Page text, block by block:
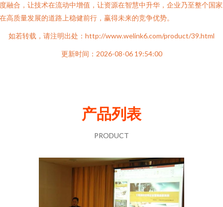
融合，让技术在流动中增值，让资源在智慧中升华，企业乃至整个国
高质量发展的道路上稳健前行，赢得未来的竞争优势。
如若转载，请注明出处：http://www.welink6.com/product/39.html
更新时间：2026-08-06 19:54:00
产品列表
PRODUCT